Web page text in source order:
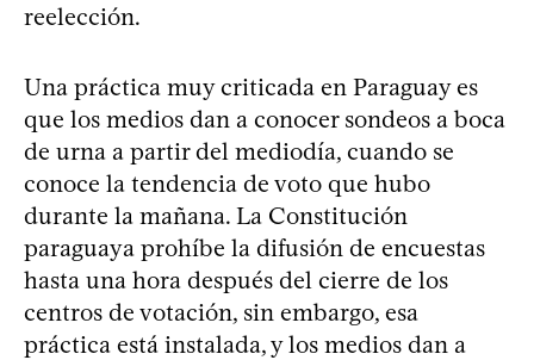
reelección.
Una práctica muy criticada en Paraguay es
que los medios dan a conocer sondeos a boca
de urna a partir del mediodía, cuando se
conoce la tendencia de voto que hubo
durante la mañana. La Constitución
paraguaya prohíbe la difusión de encuestas
hasta una hora después del cierre de los
centros de votación, sin embargo, esa
práctica está instalada, y los medios dan a